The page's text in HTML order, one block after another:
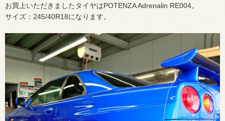
お買上いただきましたタイヤはPOTENZA Adrenalin RE004。
サイズ：245/40R18になります。